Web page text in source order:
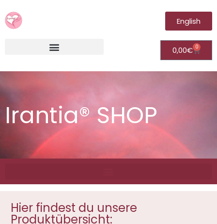
English
0,00€ 0
Irantia® SHOP
Hier findest du unsere
Produktübersicht: